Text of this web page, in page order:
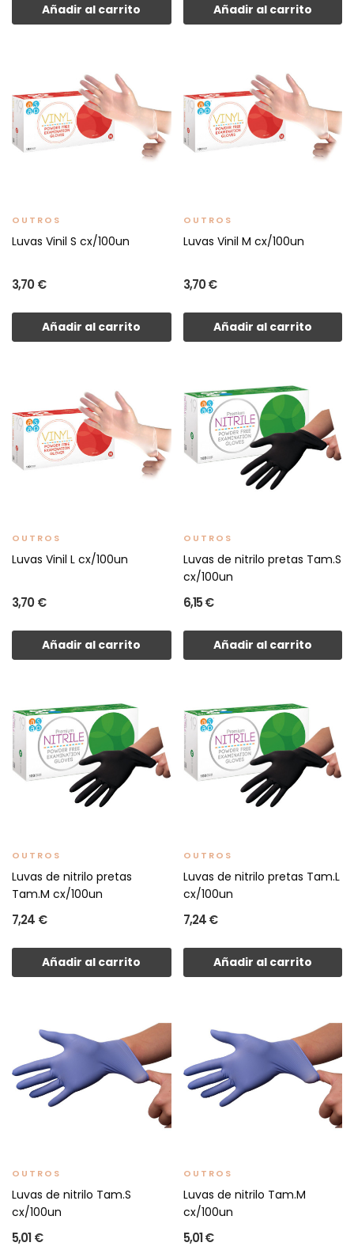
Añadir al carrito Añadir al carrito
OUTROS
Luvas Vinil S cx/100un
3,70 €
Añadir al carrito
OUTROS
Luvas Vinil M cx/100un
3,70 €
Añadir al carrito
OUTROS
Luvas Vinil L cx/100un
3,70 €
Añadir al carrito
OUTROS
Luvas de nitrilo pretas Tam.S
cx/100un
6,15 €
Añadir al carrito
OUTROS
Luvas de nitrilo pretas
Tam.M cx/100un
7,24 €
Añadir al carrito
OUTROS
Luvas de nitrilo pretas Tam.L
cx/100un
7,24 €
Añadir al carrito
OUTROS
Luvas de nitrilo Tam.S
cx/100un
5,01 €
OUTROS
Luvas de nitrilo Tam.M
cx/100un
5,01 €